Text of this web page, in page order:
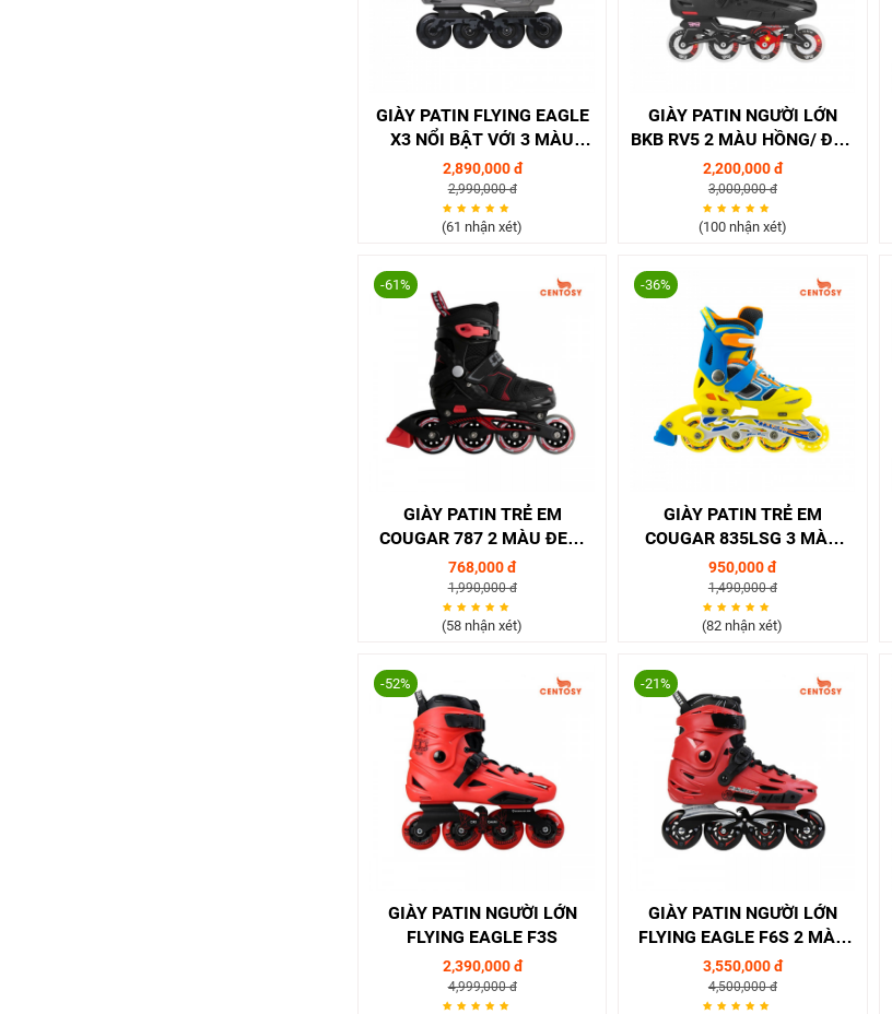
GIÀY PATIN FLYING EAGLE
X3 NỔI BẬT VỚI 3 MÀU
TRẮNG/ XÁM/ ĐEN
2,890,000 đ
2,990,000 đ
(61 nhận xét)
GIÀY PATIN NGƯỜI LỚN
BKB RV5 2 MÀU HỒNG/ ĐEN
CHÍNH HÃNG, GIÁ TỐT
2,200,000 đ
3,000,000 đ
(100 nhận xét)
-61%
GIÀY PATIN TRẺ EM
COUGAR 787 2 MÀU ĐEN/
HỒNG
768,000 đ
1,990,000 đ
(58 nhận xét)
-36%
GIÀY PATIN TRẺ EM
COUGAR 835LSG 3 MÀU
ĐEN/ HỒNG/ XANH
950,000 đ
1,490,000 đ
(82 nhận xét)
-52%
GIÀY PATIN NGƯỜI LỚN
FLYING EAGLE F3S
2,390,000 đ
4,999,000 đ
-21%
GIÀY PATIN NGƯỜI LỚN
FLYING EAGLE F6S 2 MÀU
ĐỎ/ XANH
3,550,000 đ
4,500,000 đ